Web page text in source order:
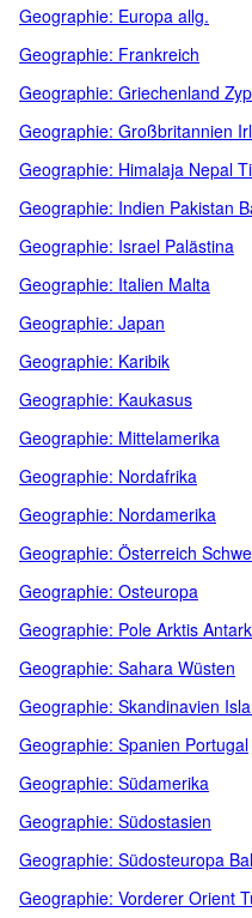
Geographie: Europa allg.
Geographie: Frankreich
Geographie: Griechenland
Geographie: Großbritannien
Geographie: Himalaja Nepal
Geographie: Indien Pakistan
Geographie: Israel Palästina
Geographie: Italien Malta
Geographie: Japan
Geographie: Karibik
Geographie: Kaukasus
Geographie: Mittelamerika
Geographie: Nordafrika
Geographie: Nordamerika
Geographie: Österreich
Geographie: Osteuropa
Geographie: Pole Arktis
Geographie: Sahara Wüsten
Geographie: Skandinavien
Geographie: Spanien Portugal
Geographie: Südamerika
Geographie: Südostasien
Geographie: Südosteuropa
Geographie: Vorderer Orient